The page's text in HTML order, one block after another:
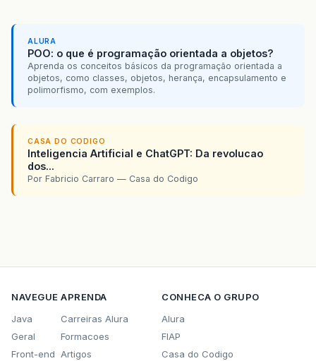
ALURA
POO: o que é programação orientada a objetos?
Aprenda os conceitos básicos da programação orientada a
objetos, como classes, objetos, herança, encapsulamento e
polimorfismo, com exemplos.
CASA DO CODIGO
Inteligencia Artificial e ChatGPT: Da revolucao
dos...
Por Fabricio Carraro — Casa do Codigo
NAVEGUE
Java
Geral
Front-end
APRENDA
Carreiras Alura
Formacoes
Artigos
CONHECA O GRUPO
Alura
FIAP
Casa do Codigo